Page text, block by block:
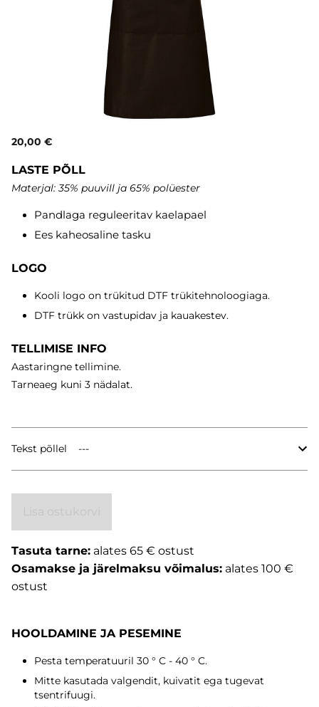
20,00 €
LASTE PÕLL
Materjal: 35% puuvill ja 65% polüester
Pandlaga reguleeritav kaelapael
Ees kaheosaline tasku
LOGO
Kooli logo on trükitud DTF trükitehnoloogiaga.
DTF trükk on vastupidav ja kauakestev.
TELLIMISE INFO
Aastaringne tellimine.
Tarneaeg kuni 3 nädalat.
Tekst põllel
Tasuta tarne: alates 65 € ostust
Osamakse ja järelmaksu võimalus: alates 100 €
ostust
HOOLDAMINE JA PESEMINE
Pesta temperatuuril 30 ° C - 40 ° C.
Mitte kasutada valgendit, kuivatit ega tugevat
tsentrifuugi.